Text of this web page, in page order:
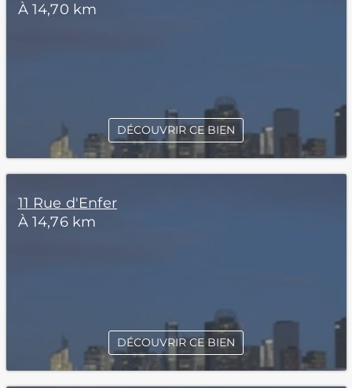
À 14,70 km
DÉCOUVRIR CE BIEN
11 Rue d'Enfer
À 14,76 km
DÉCOUVRIR CE BIEN